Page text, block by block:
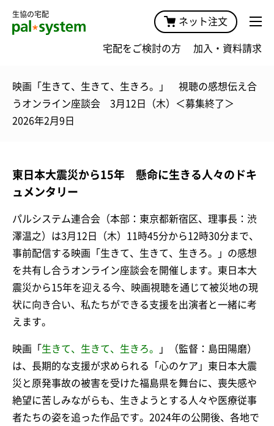
生協の宅配
ネット注文
宅配をご検討の方 加入・資料請求
映画「生きて、生きて、生きろ。」 視聴の感想伝え合
うオンライン座談会 3月12日（木）＜募集終了＞
2026年2月9日
東日本大震災から15年 懸命に生きる人々のドキ
ュメンタリー
パルシステム連合会（本部：東京都新宿区、理事長：渋
澤温之）は3月12日（木）11時45分から12時30分まで、
事前配信する映画「生きて、生きて、生きろ。」の感想
を共有し合うオンライン座談会を開催します。東日本大
震災から15年を迎える今、映画視聴を通じて被災地の現
状に向き合い、私たちができる支援を出演者と一緒に考
えます。
映画「 生きて、生きて、生きろ。
」（監督：島田陽磨）
は、長期的な支援が求められる「心のケア」東日本大震
災と原発事故の被害を受けた福島県を舞台に、喪失感や
絶望に苦しみながらも、生きようとする人々や医療従事
者たちの姿を追った作品です。2024年の公開後、各地で